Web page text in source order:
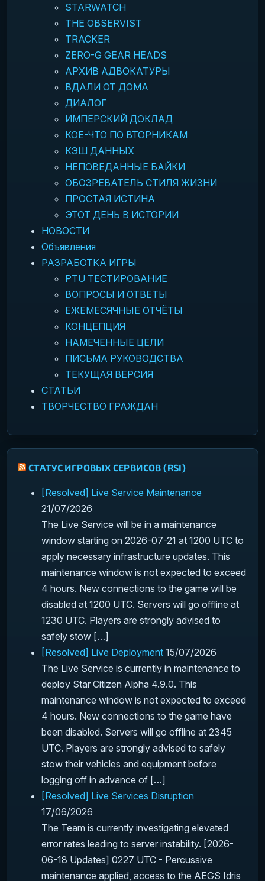
STARWATCH
THE OBSERVIST
TRACKER
ZERO-G GEAR HEADS
АРХИВ АДВОКАТУРЫ
ВДАЛИ ОТ ДОМА
ДИАЛОГ
ИМПЕРСКИЙ ДОКЛАД
КОЕ-ЧТО ПО ВТОРНИКАМ
КЭШ ДАННЫХ
НЕПОВЕДАННЫЕ БАЙКИ
ОБОЗРЕВАТЕЛЬ СТИЛЯ ЖИЗНИ
ПРОСТАЯ ИСТИНА
ЭТОТ ДЕНЬ В ИСТОРИИ
НОВОСТИ
Объявления
РАЗРАБОТКА ИГРЫ
PTU ТЕСТИРОВАНИЕ
ВОПРОСЫ И ОТВЕТЫ
ЕЖЕМЕСЯЧНЫЕ ОТЧЁТЫ
КОНЦЕПЦИЯ
НАМЕЧЕННЫЕ ЦЕЛИ
ПИСЬМА РУКОВОДСТВА
ТЕКУЩАЯ ВЕРСИЯ
СТАТЬИ
ТВОРЧЕСТВО ГРАЖДАН
СТАТУС ИГРОВЫХ СЕРВИСОВ (RSI)
[Resolved] Live Service Maintenance
21/07/2026
The Live Service will be in a maintenance
window starting on 2026-07-21 at 1200 UTC to
apply necessary infrastructure updates. This
maintenance window is not expected to exceed
4 hours. New connections to the game will be
disabled at 1200 UTC. Servers will go offline at
1230 UTC. Players are strongly advised to
safely stow […]
[Resolved] Live Deployment 15/07/2026
The Live Service is currently in maintenance to
deploy Star Citizen Alpha 4.9.0. This
maintenance window is not expected to exceed
4 hours. New connections to the game have
been disabled. Servers will go offline at 2345
UTC. Players are strongly advised to safely
stow their vehicles and equipment before
logging off in advance of […]
[Resolved] Live Services Disruption
17/06/2026
The Team is currently investigating elevated
error rates leading to server instability. [2026-
06-18 Updates] 0227 UTC - Percussive
maintenance applied, access to the AEGS Idris